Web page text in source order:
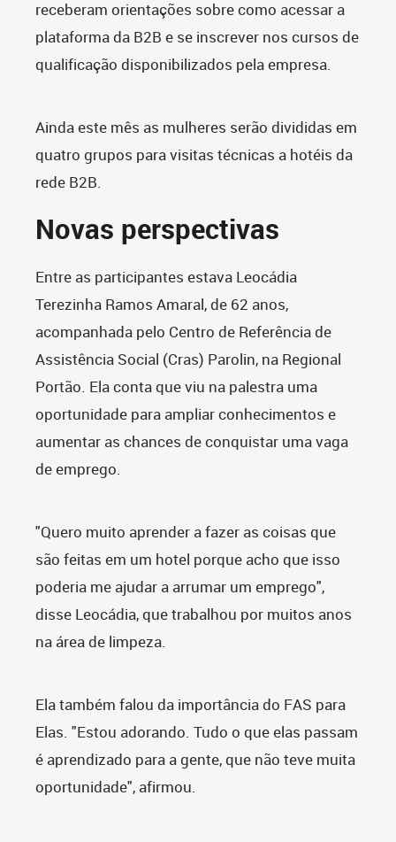
receberam orientações sobre como acessar a
plataforma da B2B e se inscrever nos cursos de
qualificação disponibilizados pela empresa.
Ainda este mês as mulheres serão divididas em
quatro grupos para visitas técnicas a hotéis da
rede B2B.
Novas perspectivas
Entre as participantes estava Leocádia
Terezinha Ramos Amaral, de 62 anos,
acompanhada pelo Centro de Referência de
Assistência Social (Cras) Parolin, na Regional
Portão. Ela conta que viu na palestra uma
oportunidade para ampliar conhecimentos e
aumentar as chances de conquistar uma vaga
de emprego.
"Quero muito aprender a fazer as coisas que
são feitas em um hotel porque acho que isso
poderia me ajudar a arrumar um emprego",
disse Leocádia, que trabalhou por muitos anos
na área de limpeza.
Ela também falou da importância do FAS para
Elas. "Estou adorando. Tudo o que elas passam
é aprendizado para a gente, que não teve muita
oportunidade", afirmou.